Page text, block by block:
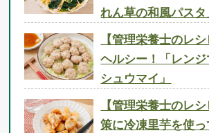
れん草の和風パスタ
【管理栄養士のレ
ヘルシー！「レン
シュウマイ」
【管理栄養士のレ
策に冷凍里芋を使